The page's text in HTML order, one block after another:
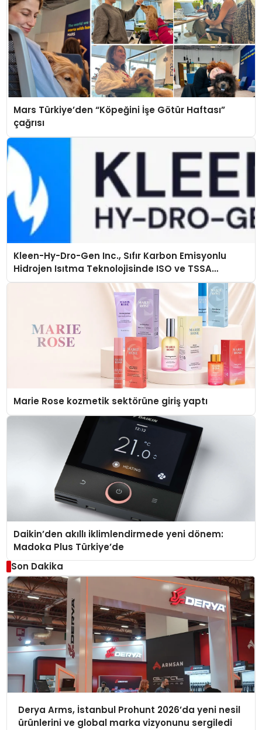
Mars Türkiye’den “Köpeğini İşe Götür Haftası”
çağrısı
Kleen-Hy-Dro-Gen Inc., Sıfır Karbon Emisyonlu
Hidrojen Isıtma Teknolojisinde ISO ve TSSA
Düzenleyici Onaylarını Aldı
Marie Rose kozmetik sektörüne giriş yaptı
Daikin’den akıllı iklimlendirmede yeni dönem:
Madoka Plus Türkiye’de
Son Dakika
Derya Arms, İstanbul Prohunt 2026’da yeni nesil
ürünlerini ve global marka vizyonunu sergiledi